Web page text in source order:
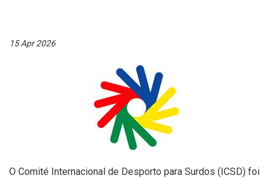
15 Apr 2026
O Comité Internacional de Desporto para Surdos (ICSD) foi